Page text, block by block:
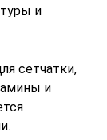
и
сетчатки,
и